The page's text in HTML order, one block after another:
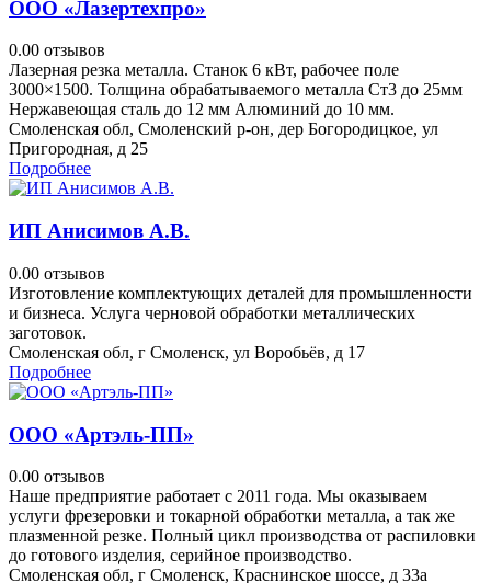
ООО «Лазертехпро»
0.00 отзывов
Лазерная резка металла. Станок 6 кВт, рабочее поле
3000×1500. Толщина обрабатываемого металла Ст3 до 25мм
Нержавеющая сталь до 12 мм Алюминий до 10 мм.
Смоленская обл, Смоленский р-он, дер Богородицкое, ул
Пригородная, д 25
Подробнее
ИП Анисимов А.В.
0.00 отзывов
Изготовление комплектующих деталей для промышленности
и бизнеса. Услуга черновой обработки металлических
заготовок.
Смоленская обл, г Смоленск, ул Воробьёв, д 17
Подробнее
ООО «Артэль-ПП»
0.00 отзывов
Наше предприятие работает с 2011 года. Мы оказываем
услуги фрезеровки и токарной обработки металла, а так же
плазменной резке. Полный цикл производства от распиловки
до готового изделия, серийное производство.
Смоленская обл, г Смоленск, Краснинское шоссе, д 33а